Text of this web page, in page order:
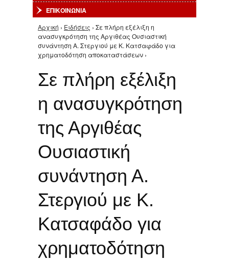
ΕΠΙΚΟΙΝΩΝΙΑ
Είστε εδώ
Αρχική › Ειδήσεις › Σε πλήρη εξέλιξη η
ανασυγκρότηση της Αργιθέας Ουσιαστική
συνάντηση Α. Στεργιού με Κ. Κατσαφάδο για
χρηματοδότηση αποκαταστάσεων ›
Σε πλήρη εξέλιξη
η ανασυγκρότηση
της Αργιθέας
Ουσιαστική
συνάντηση Α.
Στεργιού με Κ.
Κατσαφάδο για
χρηματοδότηση